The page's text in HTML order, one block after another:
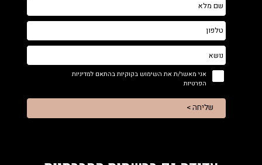
אני מאשר/ת את השימוש בקוקיות בהתאם למדיניות
הפרטיות
שליחה >